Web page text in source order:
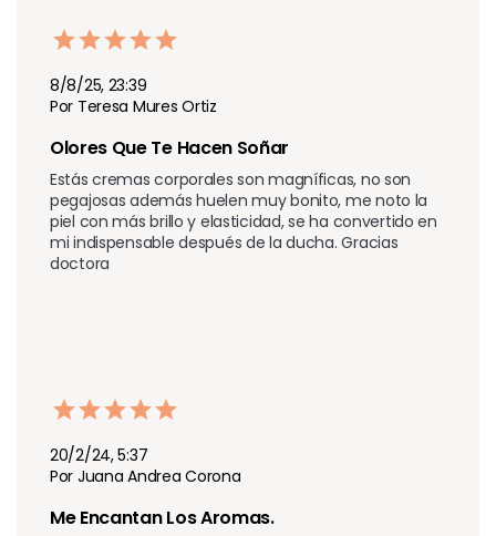
8/8/25, 23:39
Por Teresa Mures Ortiz
Olores Que Te Hacen Soñar
Estás cremas corporales son magníficas, no son
pegajosas además huelen muy bonito, me noto la
piel con más brillo y elasticidad, se ha convertido en
mi indispensable después de la ducha. Gracias
doctora
20/2/24, 5:37
Por Juana Andrea Corona
Me Encantan Los Aromas.